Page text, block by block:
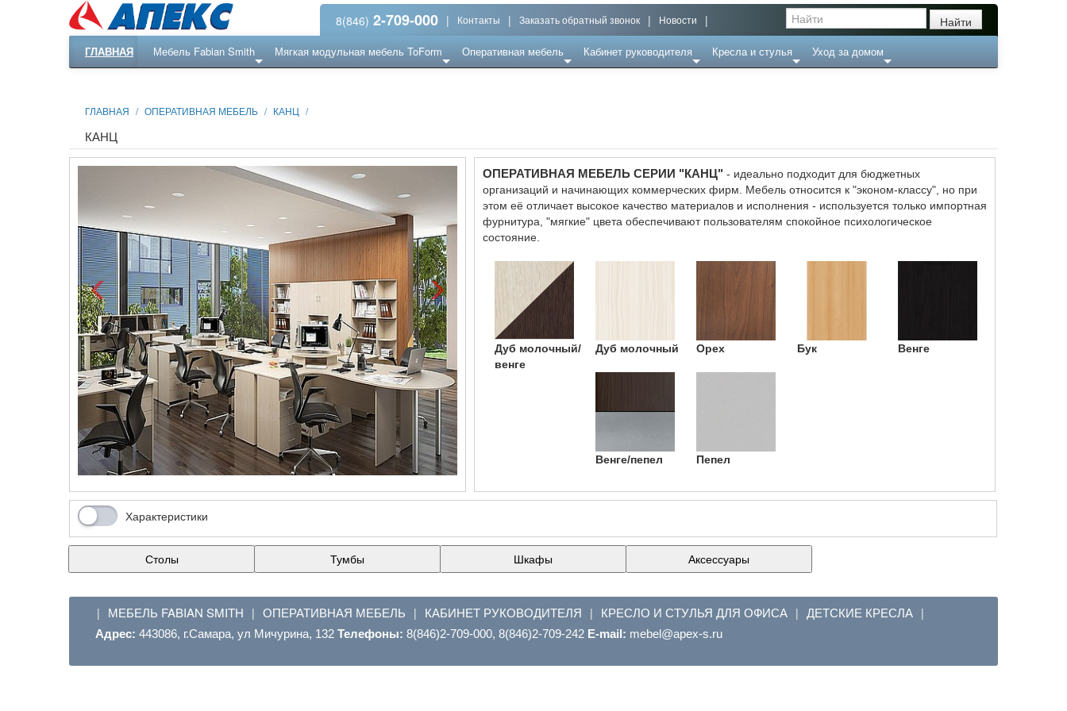
8(846) 2-709-000 | Контакты | Заказать обратный звонок | Новости |
ГЛАВНАЯ Мебель Fabian Smith Мягкая модульная мебель ToForm Оперативная мебель Кабинет руководителя Кресла и стулья Уход за домом
ГЛАВНАЯ / ОПЕРАТИВНАЯ МЕБЕЛЬ / КАНЦ /
КАНЦ
‹ ›
ОПЕРАТИВНАЯ МЕБЕЛЬ СЕРИИ "КАНЦ" - идеально подходит для бюджетных
организаций и начинающих коммерческих фирм. Мебель относится к "эконом-классу", но при
этом её отличает высокое качество материалов и исполнения - используется только импортная
фурнитура, "мягкие" цвета обеспечивают пользователям спокойное психологическое
состояние.
Дуб молочный/
венге
Дуб молочный Oрех Бук Венге
Венге/пепел Пепел
Характеристики
Столы Тумбы Шкафы Аксессуары
| МЕБЕЛЬ FABIAN SMITH | ОПЕРАТИВНАЯ МЕБЕЛЬ | КАБИНЕТ РУКОВОДИТЕЛЯ | КРЕСЛО И СТУЛЬЯ ДЛЯ ОФИСА | ДЕТСКИЕ КРЕСЛА |
Адрес: 443086, г.Самара, ул Мичурина, 132 Телефоны: 8(846)2-709-000, 8(846)2-709-242 E-mail: ur.s-xepa@lebem